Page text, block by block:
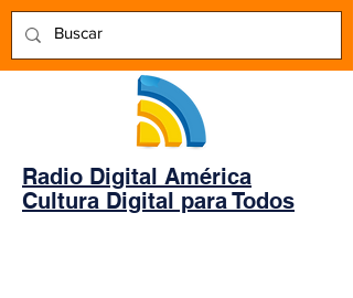
Radio Digital América
Cultura Digital para Todos